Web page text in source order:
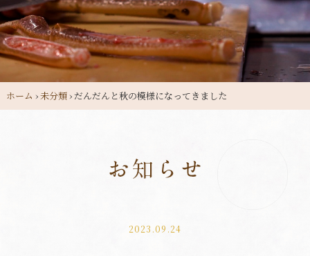
ホーム ›未分類›だんだんと秋の模様になってきました
2023.09.24